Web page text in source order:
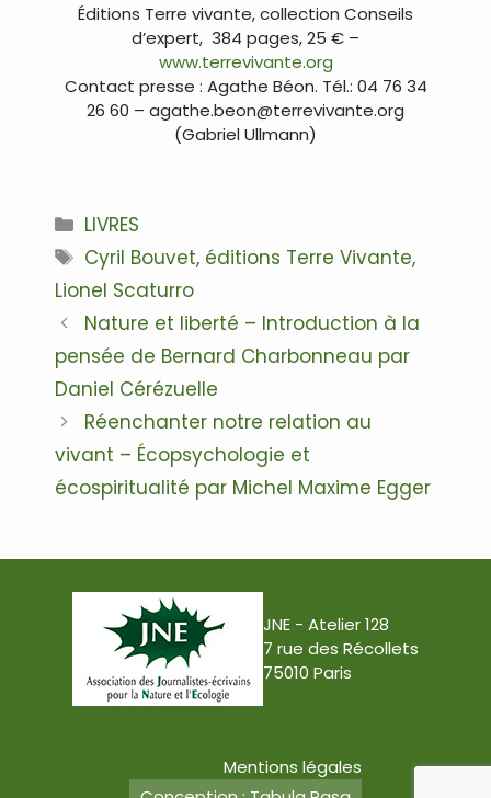
Éditions Terre vivante, collection Conseils
d’expert, 384 pages, 25 € –
www.terrevivante.org
Contact presse : Agathe Béon. Tél.: 04 76 34
26 60 – agathe.beon@terrevivante.org
(Gabriel Ullmann)
Catégories
LIVRES
Étiquettes
Cyril Bouvet, éditions Terre Vivante,
Lionel Scaturro
Navigation
des
articles
Nature et liberté – Introduction à la
pensée de Bernard Charbonneau par
Daniel Cérézuelle
Réenchanter notre relation au
vivant – Écopsychologie et
écospiritualité par Michel Maxime Egger
JNE - Atelier 128
7 rue des Récollets
75010 Paris
Mentions légales